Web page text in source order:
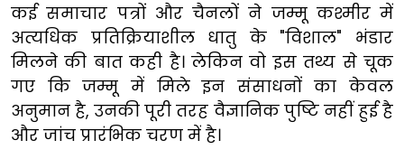
कई समाचार पत्रों और चैनलों ने जम्मू कश्मीर में
अत्यधिक प्रतिक्रियाशील धातु के "विशाल" भंडार
मिलने की बात कही है। लेकिन वो इस तथ्य से चूक
गए कि जम्मू में मिले इन संसाधनों का केवल
अनुमान है, उनकी पूरी तरह वैज्ञानिक पुष्टि नहीं हुई है
और जांच प्रारंभिक चरण में है।